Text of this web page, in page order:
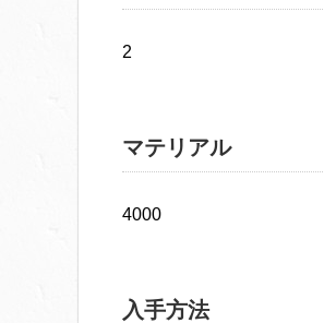
2
マテリアル
4000
入手方法